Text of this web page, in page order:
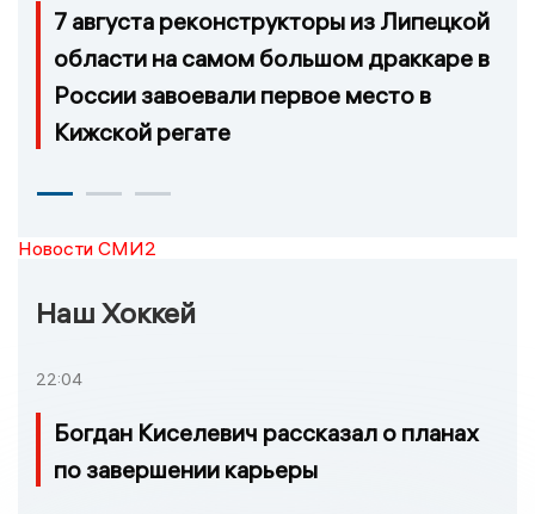
7 августа реконструкторы из Липецкой
области на самом большом драккаре в
России завоевали первое место в
Кижской регате
Новости СМИ2
Наш Хоккей
22:04
Богдан Киселевич рассказал о планах
по завершении карьеры